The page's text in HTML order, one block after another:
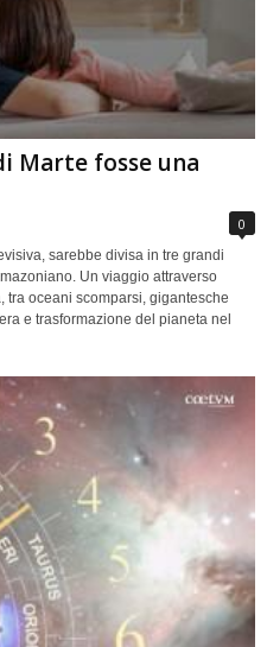
Marte fosse una
0
sarebbe divisa in tre grandi
Un viaggio attraverso
oceani scomparsi, gigantesche
e trasformazione del pianeta nel